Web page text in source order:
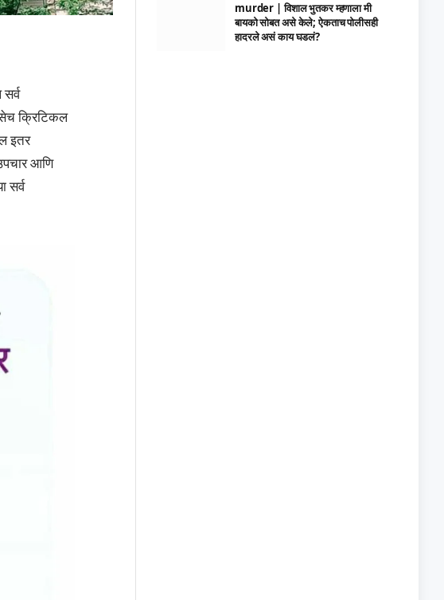
क्रिटिकल
इतर
आणि
सर्व
murder | विशाल भुतकर म्हणाला मी
बायको सोबत असे केले; ऐकताच पोलीसही
हादरले असं काय घडलं?